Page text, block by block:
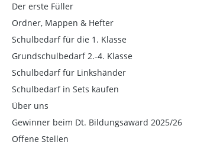
Der erste Füller
Ordner, Mappen & Hefter
Schulbedarf für die 1. Klasse
Grundschulbedarf 2.-4. Klasse
Schulbedarf für Linkshänder
Schulbedarf in Sets kaufen
Über uns
Gewinner beim Dt. Bildungsaward 2025/26
Offene Stellen